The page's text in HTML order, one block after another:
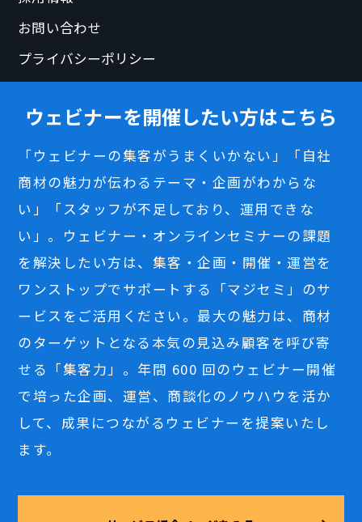
お問い合わせ
プライバシーポリシー
ウェビナーを開催したい方はこちら
「ウェビナーの集客がうまくいかない」「自社
商材の魅力が伝わるテーマ・企画がわからな
い」「スタッフが不足しており、運用できな
い」。ウェビナー・オンラインセミナーの課題
を解決したい方は、集客・企画・開催・運営を
ワンストップでサポートする「マジセミ」のサ
ービスをご活用ください。最大の魅力は、商材
のターゲットとなる本気の見込み顧客を呼び寄
せる「集客力」。年間 600 回のウェビナー開催
で培った企画、運営、商談化のノウハウを活か
して、成果につながるウェビナーを提案いたし
ます。